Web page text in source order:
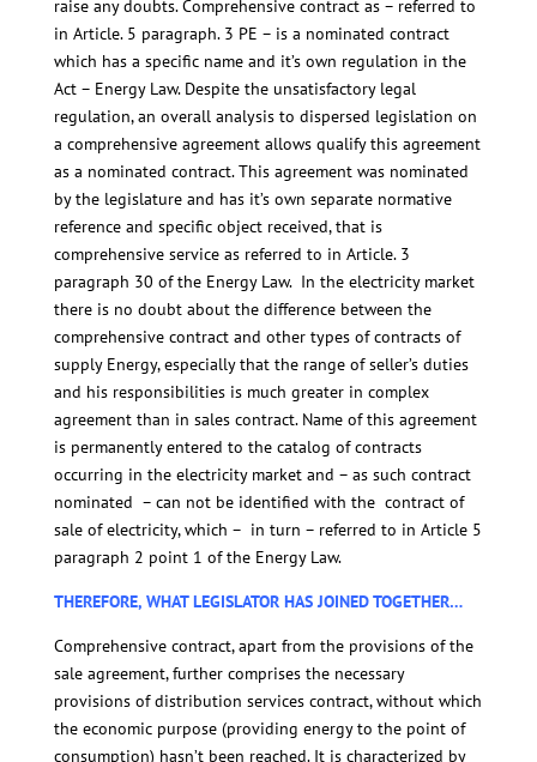
raise any doubts. Comprehensive contract as – referred to
in Article. 5 paragraph. 3 PE – is a nominated contract
which has a specific name and it’s own regulation in the
Act – Energy Law. Despite the unsatisfactory legal
regulation, an overall analysis to dispersed legislation on
a comprehensive agreement allows qualify this agreement
as a nominated contract. This agreement was nominated
by the legislature and has it’s own separate normative
reference and specific object received, that is
comprehensive service as referred to in Article. 3
paragraph 30 of the Energy Law. In the electricity market
there is no doubt about the difference between the
comprehensive contract and other types of contracts of
supply Energy, especially that the range of seller’s duties
and his responsibilities is much greater in complex
agreement than in sales contract. Name of this agreement
is permanently entered to the catalog of contracts
occurring in the electricity market and – as such contract
nominated – can not be identified with the contract of
sale of electricity, which – in turn – referred to in Article 5
paragraph 2 point 1 of the Energy Law.
THEREFORE, WHAT LEGISLATOR HAS JOINED TOGETHER…
Comprehensive contract, apart from the provisions of the
sale agreement, further comprises the necessary
provisions of distribution services contract, without which
the economic purpose (providing energy to the point of
consumption) hasn’t been reached. It is characterized by